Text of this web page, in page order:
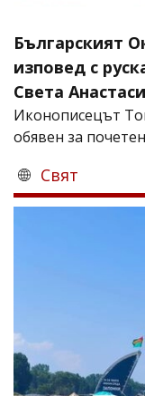
Българският
изповед с
Света
Иконописецът
обявен за
Свят